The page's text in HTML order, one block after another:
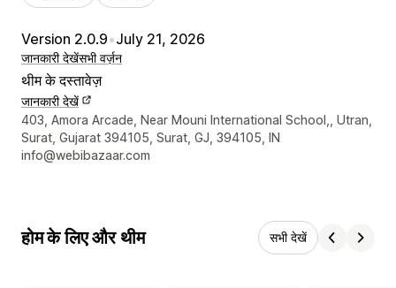
Version 2.0.9•July 21, 2026
जानकारी देखेंसभी वर्ज़न
थीम के दस्तावेज़
जानकारी देखें
डिज़ाइनर के संपर्क की जानकारी
403, Amora Arcade, Near Mouni International School,, Utran,
Surat, Gujarat 394105, Surat, GJ, 394105, IN
info@webibazaar.com
होम के लिए और थीम सभी देखें